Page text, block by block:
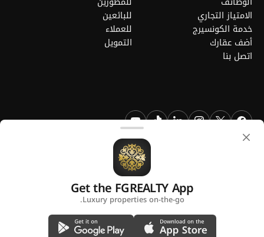
الامتياز التجاري
خدمة الكونسيرج
أضف عقارك
اتصل بنا
للبائعين
للعملاء
التمويل
هي علامة تجارية مسجلة لشركة فايند جريت ريالتي ذ.م.م قطر.
الشروط والأحكاماستخدام ملفات تعريف الارتباط
Get the FGREALTY App
Luxury properties on-the-go.